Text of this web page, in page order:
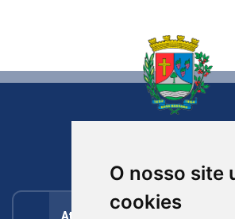
O nosso site
cookies
Atendimento